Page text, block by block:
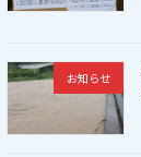
お知らせ